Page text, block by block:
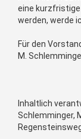
eine
werden, werde
Für den
M.
Inhaltlich
Schlemminger,